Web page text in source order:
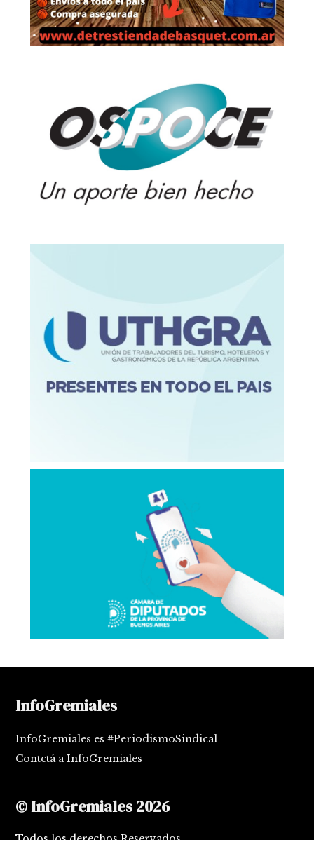
InfoGremiales
InfoGremiales es #PeriodismoSindical
Contctá a InfoGremiales
© InfoGremiales 2026
Todos los derechos Reservados